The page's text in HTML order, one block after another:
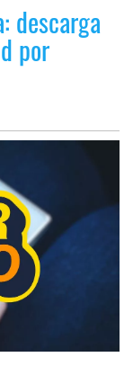
descarga
por